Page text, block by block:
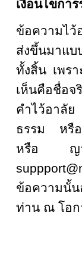
เงื่อนไขกา
ข้อความไว้
ส่งขึ้นมาแบ
ทั้งสิ้น เพร
เห็นคือชื่อ
คำไว้อาลั
ธรรม หรือ
หรือ ญา
ข้อความนั้น
ท่าน ณ โอ